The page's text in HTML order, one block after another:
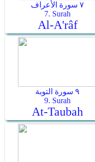
٧ سورة الأعراف
7. Surah
Al-A'râf
٩ سورة التوبة
9. Surah
At-Taubah